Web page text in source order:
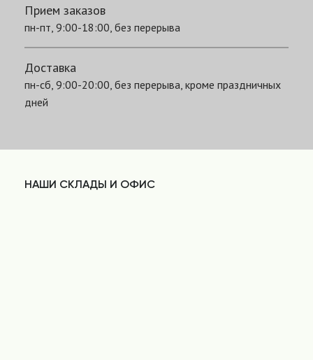
Прием заказов
пн-пт, 9:00-18:00, без перерыва
Доставка
пн-сб, 9:00-20:00, без перерыва, кроме праздничных
дней
НАШИ СКЛАДЫ И ОФИС